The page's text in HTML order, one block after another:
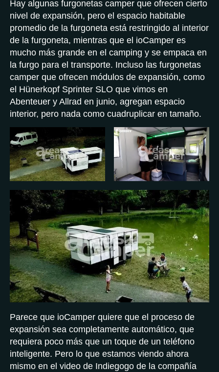
Hay algunas furgonetas camper que ofrecen cierto
nivel de expansión, pero el espacio habitable
promedio de la furgoneta está restringido al interior
de la furgoneta, mientras que el ioCamper es
mucho más grande en el camping y se empaca en
la furgo para el transporte. Incluso las furgonetas
camper que ofrecen módulos de expansión, como
el Hünerkopf Sprinter SLO que vimos en
Abenteuer y Allrad en junio, agregan espacio
interior, pero nada como cuadruplicar en tamaño.
Parece que ioCamper quiere que el proceso de
expansión sea completamente automático, que
requiera poco más que un toque de un teléfono
inteligente. Pero lo que estamos viendo ahora
mismo en el video de Indiegogo de la compañía